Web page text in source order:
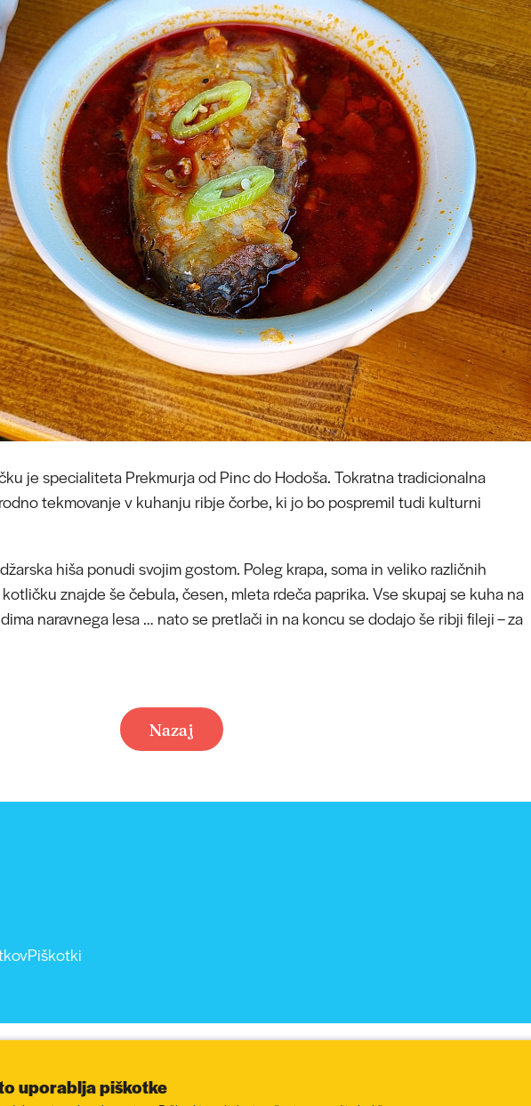
je specialiteta Prekmurja od Pinc do Hodoša. Tokratna tradicionalna
tekmovanje v kuhanju ribje čorbe, ki jo bo pospremil tudi kulturni
hiša ponudi svojim gostom. Poleg krapa, soma in veliko različnih
znajde še čebula, česen, mleta rdeča paprika. Vse skupaj se kuha na
naravnega lesa … nato se pretlači in na koncu se dodajo še ribji fileji – za
Nazaj
Piškotki
uporablja piškotke